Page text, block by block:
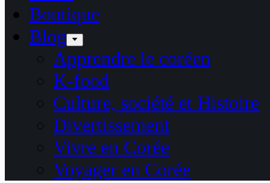
Boutique
Blog
Apprendre le coréen
K-food
Culture, société et Histoire
Divertissement
Vivre en Corée
Voyager en Corée